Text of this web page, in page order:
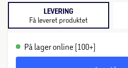
LEVERING
Få leveret produktet
På lager online (100+)